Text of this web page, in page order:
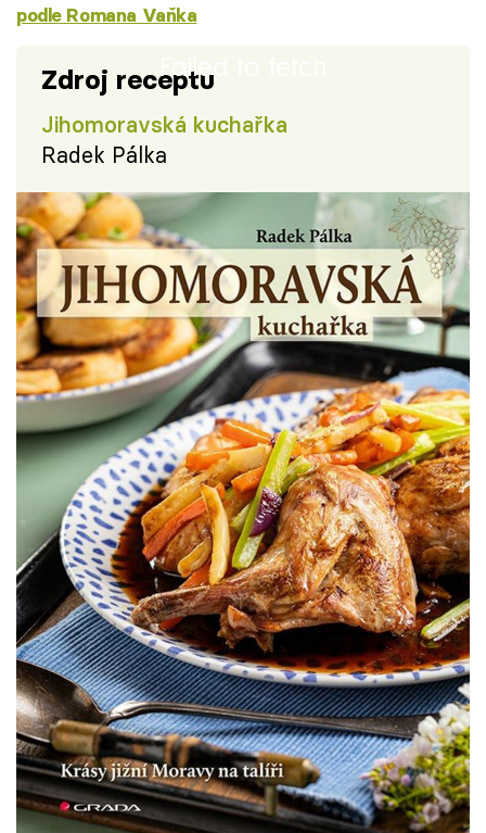
podle Romana Vaňka
Failed to fetch
Zdroj receptu
Jihomoravská kuchařka
Radek Pálka